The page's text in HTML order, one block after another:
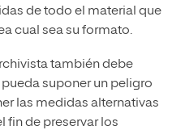
de todo el material que
cual sea su formato.
también debe
suponer un peligro
las medidas alternativas
fin de preservar los